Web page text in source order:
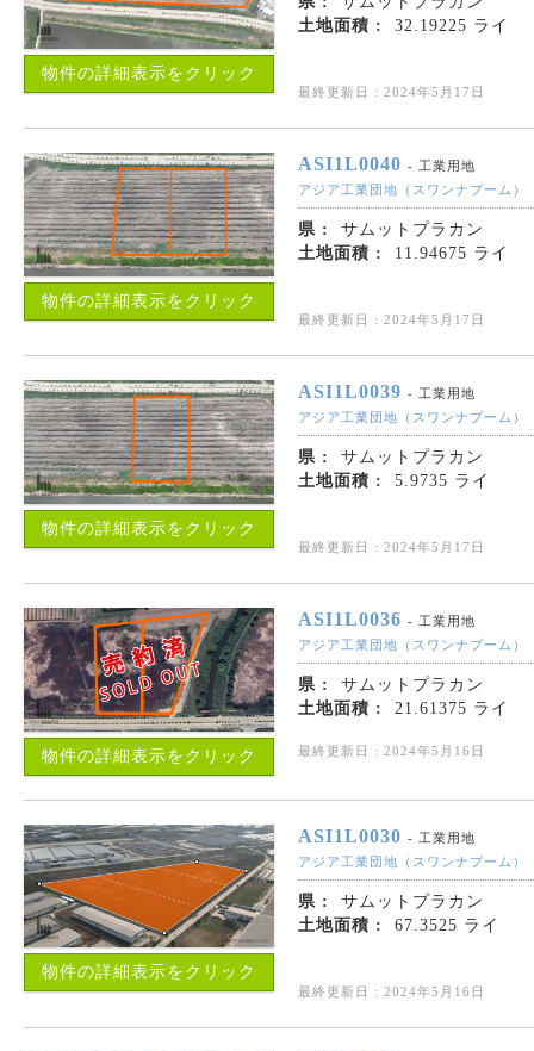
物件の詳細表示をクリック
土地面積 :
32.19225 ライ
最終更新日 : 2024年5月17日
物件の詳細表示をクリック
ASI1L0040 - 工業用地
アジア工業団地（スワンナプーム）
県 :
サムットプラカン
土地面積 :
11.94675 ライ
最終更新日 : 2024年5月17日
物件の詳細表示をクリック
ASI1L0039 - 工業用地
アジア工業団地（スワンナプーム）
県 :
サムットプラカン
土地面積 :
5.9735 ライ
最終更新日 : 2024年5月17日
物件の詳細表示をクリック
ASI1L0036 - 工業用地
アジア工業団地（スワンナプーム）
県 :
サムットプラカン
土地面積 :
21.61375 ライ
最終更新日 : 2024年5月16日
物件の詳細表示をクリック
ASI1L0030 - 工業用地
アジア工業団地（スワンナプーム）
県 :
サムットプラカン
土地面積 :
67.3525 ライ
最終更新日 : 2024年5月16日